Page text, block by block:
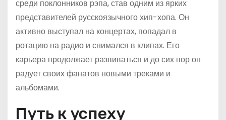
среди поклонников рэпа, став одним из ярких
представителей русскоязычного хип-хопа. Он
активно выступал на концертах, попадал в
ротацию на радио и снимался в клипах. Его
карьера продолжает развиваться и до сих пор он
радует своих фанатов новыми треками и
альбомами.
Путь к успеху